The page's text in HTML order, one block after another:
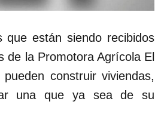
que están siendo recibidos
de la Promotora Agrícola El
construir viviendas,
una que ya sea de su